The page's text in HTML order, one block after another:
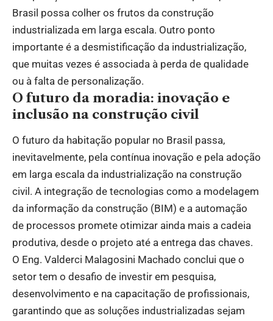
Brasil possa colher os frutos da construção
industrializada em larga escala. Outro ponto
importante é a desmistificação da industrialização,
que muitas vezes é associada à perda de qualidade
ou à falta de personalização.
O futuro da moradia: inovação e
inclusão na construção civil
O futuro da habitação popular no Brasil passa,
inevitavelmente, pela contínua inovação e pela adoção
em larga escala da industrialização na construção
civil. A integração de tecnologias como a modelagem
da informação da construção (BIM) e a automação
de processos promete otimizar ainda mais a cadeia
produtiva, desde o projeto até a entrega das chaves.
O Eng. Valderci Malagosini Machado conclui que o
setor tem o desafio de investir em pesquisa,
desenvolvimento e na capacitação de profissionais,
garantindo que as soluções industrializadas sejam